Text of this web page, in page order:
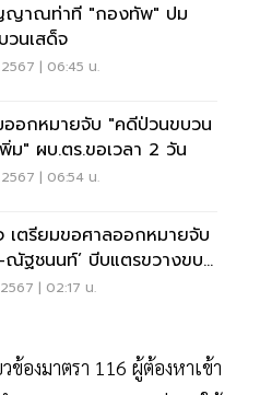
าณท่าที "กองทัพ" ปม
วนเสด็จ
2567 | 06:45 น.
ออกหมายจับ "คดีป่วนขบวน
พิ่ม" ผบ.ตร.ขอเวลา 2 วัน
2567 | 06:54 น.
เตรียมขอศาลออกหมายจับ
-ณัฐชนนท์’ บีบแตรขวางขบ
จฯ
| 02:17 น.
องมาตรา 116 ผู้ต้องหาเข้า